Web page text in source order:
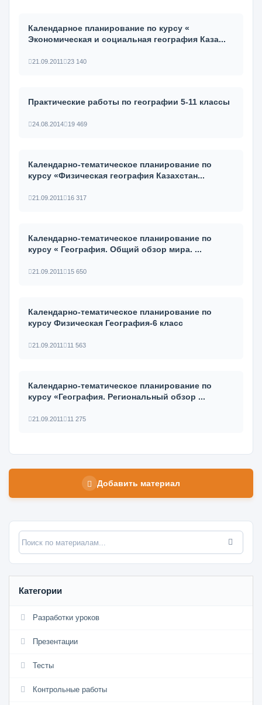
Календарное планирование по курсу «
Экономическая и социальная география Каза...
21.09.2011 23 140
Практические работы по географии 5-11 классы
24.08.2014 19 469
Календарно-тематическое планирование по
курсу «Физическая география Казахстан...
21.09.2011 16 317
Календарно-тематическое планирование по
курсу « География. Общий обзор мира. ...
21.09.2011 15 650
Календарно-тематическое планирование по
курсу Физическая География-6 класс
21.09.2011 11 563
Календарно-тематическое планирование по
курсу «География. Региональный обзор ...
21.09.2011 11 275
Добавить материал
Категории
Разработки уроков
Презентации
Тесты
Контрольные работы